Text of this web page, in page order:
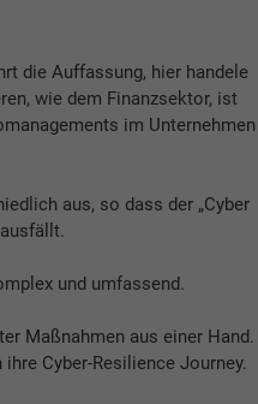
die Auffassung, hier handele
wie dem Finanzsektor, ist
im Unternehmen
aus, so dass der „Cyber
und umfassend.
Maßnahmen aus einer Hand.
Cyber-Resilience Journey.